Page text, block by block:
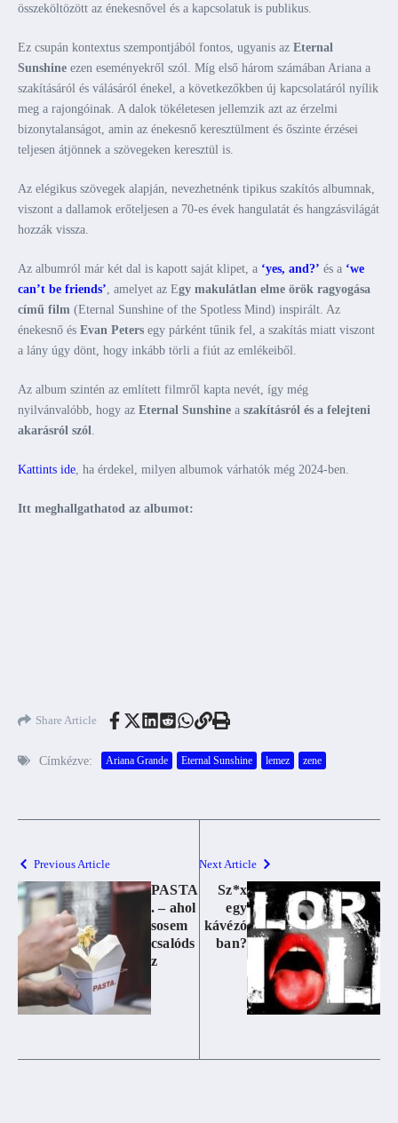
összeköltözött az énekesnővel és a kapcsolatuk is publikus.
Ez csupán kontextus szempontjából fontos, ugyanis az Eternal
Sunshine ezen eseményekről szól. Míg első három számában Ariana a
szakításáról és válásáról énekel, a következőkben új kapcsolatáról nyílik
meg a rajongóinak. A dalok tökéletesen jellemzik azt az érzelmi
bizonytalanságot, amin az énekesnő keresztülment és őszinte érzései
teljesen átjönnek a szövegeken keresztül is.
Az elégikus szövegek alapján, nevezhetnénk tipikus szakítós albumnak,
viszont a dallamok erőteljesen a 70-es évek hangulatát és hangzásvilágát
hozzák vissza.
Az albumról már két dal is kapott saját klipet, a ‘yes, and?’ és a ‘we
can’t be friends’ , amelyet az Egy makulátlan elme örök ragyogása
című film (Eternal Sunshine of the Spotless Mind) inspirált. Az
énekesnő és Evan Peters egy párként tűnik fel, a szakítás miatt viszont
a lány úgy dönt, hogy inkább törli a fiút az emlékeiből.
Az album szintén az említett filmről kapta nevét, így még
nyilvánvalóbb, hogy az Eternal Sunshine a szakításról és a felejteni
akarásról szól
Kattints ide , ha érdekel, milyen albumok várhatók még 2024-ben.
Itt meghallgathatod az albumot:
Share Article
Címkézve: Ariana Grande Eternal Sunshine lemez zene
Previous Article
PASTA
. – ahol
sosem
csalóds
z
Next Article
Sz*x
egy
kávézó
ban?